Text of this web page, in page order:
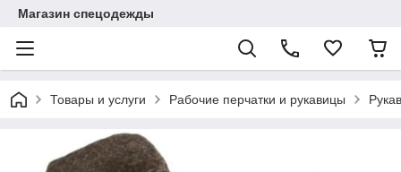
Магазин спецодежды
Товары и услуги Рабочие перчатки и рукавицы